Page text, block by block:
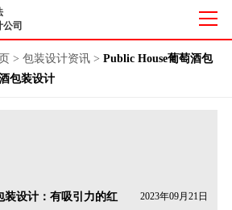
司
> 包装设计资讯> Public House葡萄酒包
包装设计
装设计：有吸引力的红
2023年09月21日